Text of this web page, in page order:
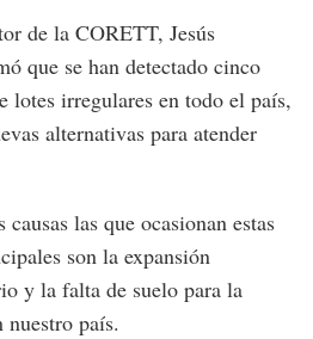
de la CORETT, Jesús
que se han detectado cinco
lotes irregulares en todo el país,
alternativas para atender
las que ocasionan estas
son la expansión
y la falta de suelo para la
país.